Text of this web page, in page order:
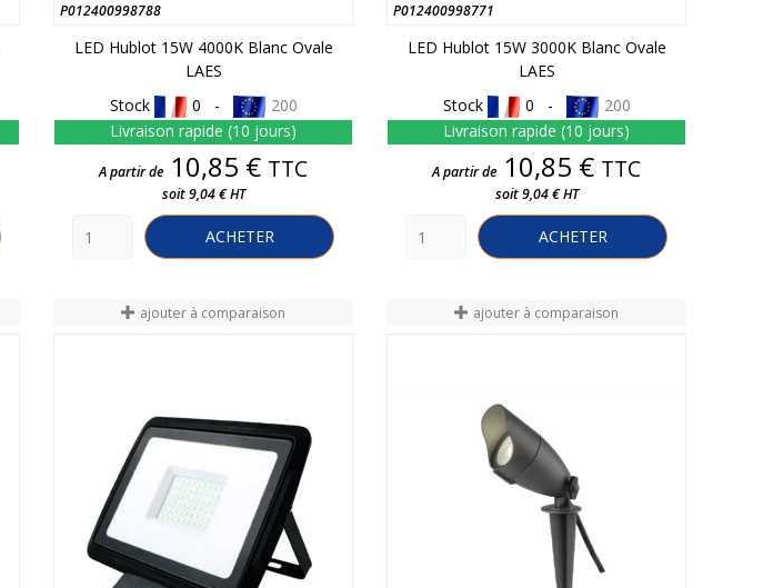
P012400998788
LED Hublot 15W 4000K Blanc Ovale
LAES
Stock
0 -
200
Livraison rapide (10 jours)
Prix
A partir de 10,85 € TTC
soit 9,04 € HT
ACHETER
P012400998771
LED Hublot 15W 3000K Blanc Ovale
LAES
Stock
0 -
200
Livraison rapide (10 jours)
Prix
A partir de 10,85 € TTC
soit 9,04 € HT
ACHETER
ajouter à comparaison ajouter à comparaison